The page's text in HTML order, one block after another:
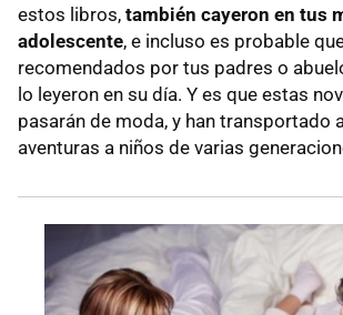
estos libros, también cayeron en tus
adolescente, e incluso es probable
recomendados por tus padres o
lo leyeron en su día. Y es que estas
pasarán de moda, y han transportado
aventuras a niños de varias